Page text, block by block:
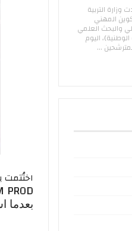
وزارة التربية
المهني
والبحث العلمي
اليوم
...
اختُتمت
PROD
بعدما